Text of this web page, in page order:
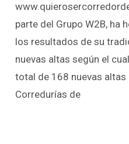
parte del Grupo W2B, ha
los resultados de su
nuevas altas según el
total de 168 nuevas altas
Corredurías de